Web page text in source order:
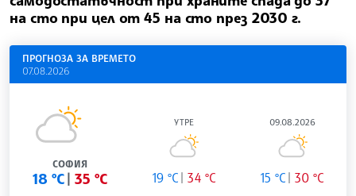
на сто при цел от 45 на сто през 2030 г.
ПРОГНОЗА ЗА ВРЕМЕТО
07.08.2026
СОФИЯ
18 °C 35 °C
УТРЕ
19 °C 34 °C
09.08.2026
15 °C 30 °C